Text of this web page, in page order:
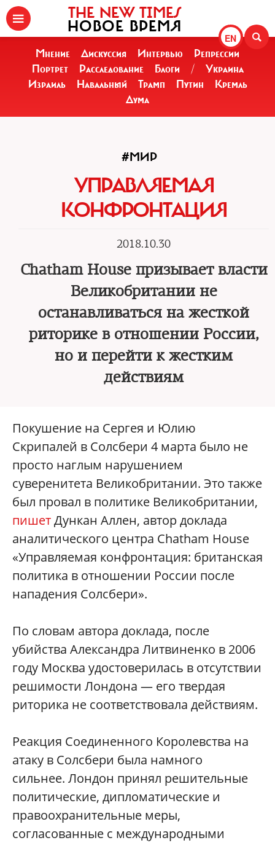
EN
THE NEW TIMES
НОВОЕ ВРЕМЯ
Мнение Дискуссия Интервью
Репрессии
Портрет
Расследование Блоги /
Украина
Израиль
Навальный Трамп Путин
Кремль
Дума
#МИР
УПРАВЛЯЕМАЯ
КОНФРОНТАЦИЯ
2018.10.30
Chatham House призывает власти
Великобритании не
останавливаться на жесткой
риторике в отношении России,
но и перейти к жестким
действиям
Покушение на Сергея и Юлию
Скрипалей в Солсбери 4 марта было не
просто наглым нарушением
суверенитета Великобритании. Это также
был провал в политике Великобритании,
пишетДункан Аллен, автор доклада
аналитического центра Chatham House
«Управляемая конфронтация: британская
политика в отношении России после
нападения Солсбери».
По словам автора доклада, после
убийства Александра Литвиненко в 2006
году Москва удостоверилась в отсутствии
решимости Лондона — его твердая
риторика не соответствовала действиям.
Реакция Соединенного Королевства на
атаку в Солсбери была намного
сильнее. Лондон принял решительные
политические, дипломатические и
правоохранительные меры,
согласованные с международными